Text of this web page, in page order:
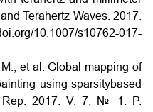
Terahertz Waves. 2017.
10.1007/s10762-017-
et al. Global mapping of
using sparsitybased
Rep. 2017. V. 7. № 1. P.